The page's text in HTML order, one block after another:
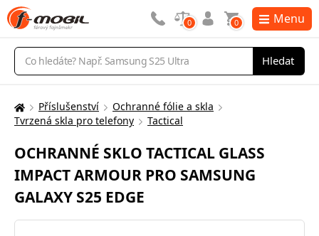
Vyhledávání
Hledat
0 0 Menu
Zde
nacházíte:
Příslušenství
Ochranné fólie a skla
Tvrzená skla pro telefony
Tactical
OCHRANNÉ SKLO TACTICAL GLASS
IMPACT ARMOUR PRO SAMSUNG
GALAXY S25 EDGE